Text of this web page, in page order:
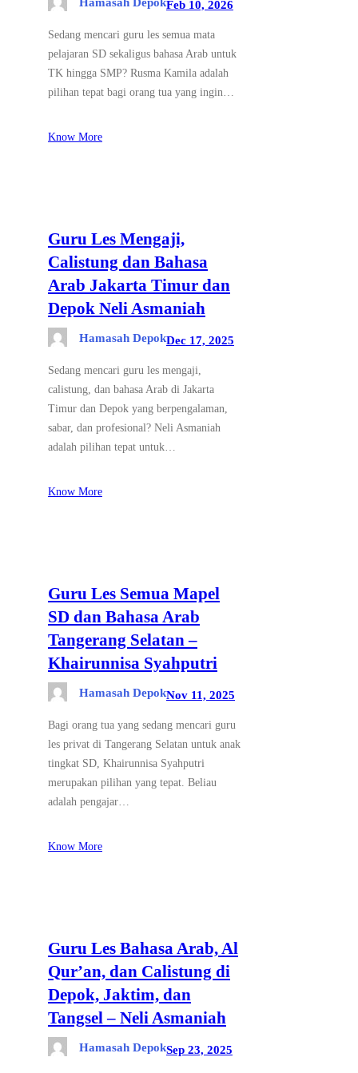
Feb 10, 2026
Sedang mencari guru les semua mata
pelajaran SD sekaligus bahasa Arab untuk
TK hingga SMP? Rusma Kamila adalah
pilihan tepat bagi orang tua yang ingin…
Know More
Guru Les Mengaji,
Calistung dan Bahasa
Arab Jakarta Timur dan
Depok Neli Asmaniah
Hamasah DepokDec 17, 2025
Sedang mencari guru les mengaji,
calistung, dan bahasa Arab di Jakarta
Timur dan Depok yang berpengalaman,
sabar, dan profesional? Neli Asmaniah
adalah pilihan tepat untuk…
Know More
Guru Les Semua Mapel
SD dan Bahasa Arab
Tangerang Selatan –
Khairunnisa Syahputri
Hamasah DepokNov 11, 2025
Bagi orang tua yang sedang mencari guru
les privat di Tangerang Selatan untuk anak
tingkat SD, Khairunnisa Syahputri
merupakan pilihan yang tepat. Beliau
adalah pengajar…
Know More
Guru Les Bahasa Arab, Al
Qur’an, dan Calistung di
Depok, Jaktim, dan
Tangsel – Neli Asmaniah
Hamasah DepokSep 23, 2025